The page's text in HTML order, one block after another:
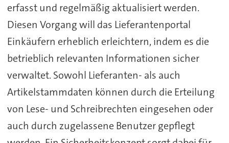
erfasst und regelmäßig aktualisiert werden.
Diesen Vorgang will das Lieferantenportal
Einkäufern erheblich erleichtern, indem es die
betrieblich relevanten Informationen sicher
verwaltet. Sowohl Lieferanten- als auch
Artikelstammdaten können durch die Erteilung
von Lese- und Schreibrechten eingesehen oder
auch durch zugelassene Benutzer gepflegt